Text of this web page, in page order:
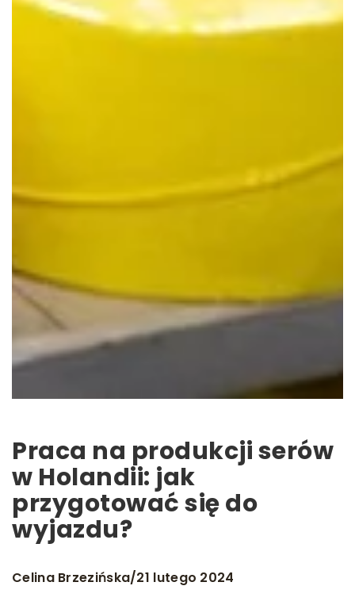
Praca na produkcji serów
w Holandii: jak
przygotować się do
wyjazdu?
Celina Brzezińska/21 lutego 2024